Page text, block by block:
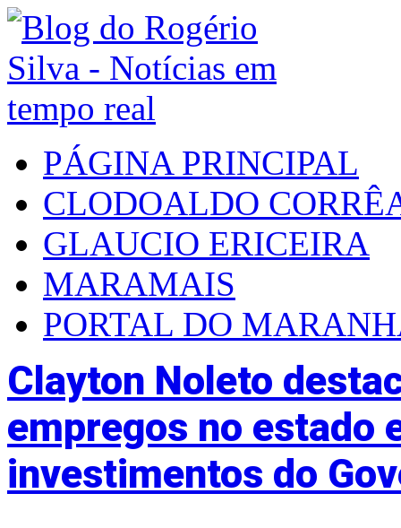
PÁGINA PRINCIPAL
CLODOALDO
GLAUCIO ERICEIRA
MARAMAIS
PORTAL DO
Clayton Noleto
empregos no estado
investimentos do